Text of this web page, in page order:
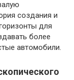
создания и
для
более
автомобили.